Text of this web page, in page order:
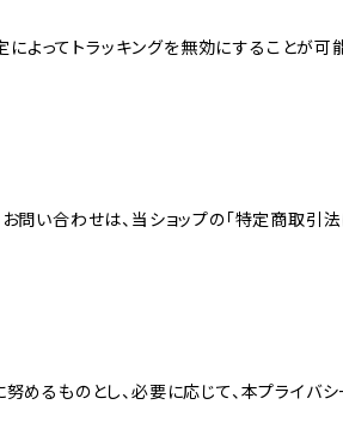
ってトラッキングを無効にすることが
い合わせは、当ショップの「特定商取引
るものとし、必要に応じて、本プライバシ